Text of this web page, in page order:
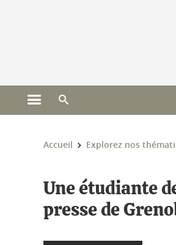
Ouvrir le menu principal
Vous êtes ici :
Accueil Explorez nos
Une étudiante
presse de